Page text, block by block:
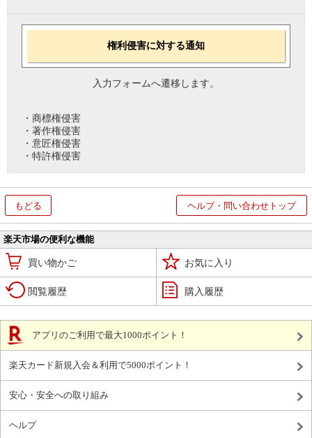
権利侵害に対する通知
入力フォームへ遷移します。
・商標権侵害
・著作権侵害
・意匠権侵害
・特許権侵害
もどる ヘルプ・問い合わせトップ
楽天市場の便利な機能
買い物かご お気に入り
閲覧履歴 購入履歴
アプリのご利用で最大1000ポイント！
楽天カード新規入会＆利用で5000ポイント！
安心・安全への取り組み
ヘルプ